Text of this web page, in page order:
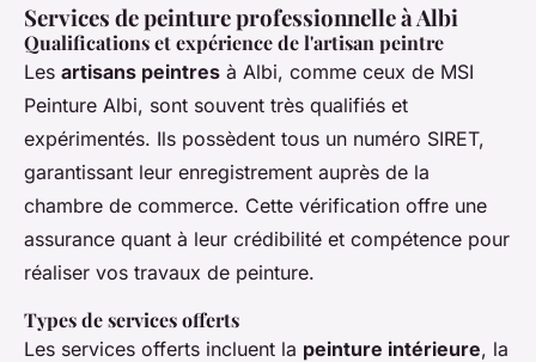
Services de peinture professionnelle à Albi
Qualifications et expérience de l'artisan peintre
Les artisans peintres à Albi, comme ceux de MSI
Peinture Albi, sont souvent très qualifiés et
expérimentés. Ils possèdent tous un numéro SIRET,
garantissant leur enregistrement auprès de la
chambre de commerce. Cette vérification offre une
assurance quant à leur crédibilité et compétence pour
réaliser vos travaux de peinture.
Types de services offerts
Les services offerts incluent la peinture intérieure, la